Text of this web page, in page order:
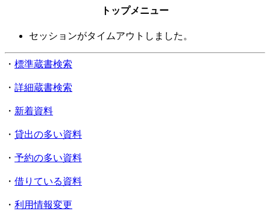
トップメニュー
セッションがタイムアウトしました。
・ 標準蔵書検索
・ 詳細蔵書検索
・ 新着資料
・ 貸出の多い資料
・ 予約の多い資料
・ 借りている資料
・ 利用情報変更